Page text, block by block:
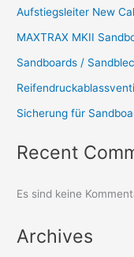
Aufstiegsleiter New
MAXTRAX MKII
Sandboards /
Sicherung für
Recent
Es sind keine
Archives